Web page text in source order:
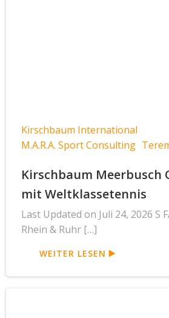
Kirschbaum International
M.A.R.A. Sport Consulting
Kirschbaum Meerbusch
mit Weltklassetennis
Last Updated on Juli 24, 2026 S
Rhein & Ruhr […]
WEITER LESEN